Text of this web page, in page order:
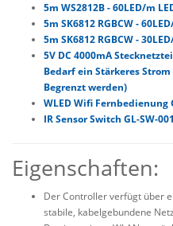
5m WS2812B - 60LED/m
5m SK6812 RGBCW -
5m SK6812 RGBCW -
5V DC 4000mA
Bedarf ein Stärkeres
Begrenzt werden)
WLED Wifi Fernbedienung
IR Sensor Switch GL-SW-
Eigenschaften:
Der Controller verfügt über
stabile, kabelgebundene